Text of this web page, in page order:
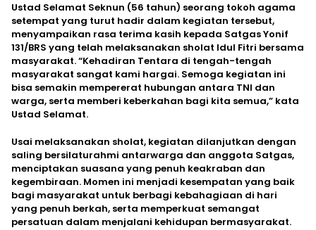
Ustad Selamat Seknun (56 tahun) seorang tokoh agama
setempat yang turut hadir dalam kegiatan tersebut,
menyampaikan rasa terima kasih kepada Satgas Yonif
131/BRS yang telah melaksanakan sholat Idul Fitri bersama
masyarakat. “Kehadiran Tentara di tengah-tengah
masyarakat sangat kami hargai. Semoga kegiatan ini
bisa semakin mempererat hubungan antara TNI dan
warga, serta memberi keberkahan bagi kita semua,” kata
Ustad Selamat.
Usai melaksanakan sholat, kegiatan dilanjutkan dengan
saling bersilaturahmi antarwarga dan anggota Satgas,
menciptakan suasana yang penuh keakraban dan
kegembiraan. Momen ini menjadi kesempatan yang baik
bagi masyarakat untuk berbagi kebahagiaan di hari
yang penuh berkah, serta memperkuat semangat
persatuan dalam menjalani kehidupan bermasyarakat.